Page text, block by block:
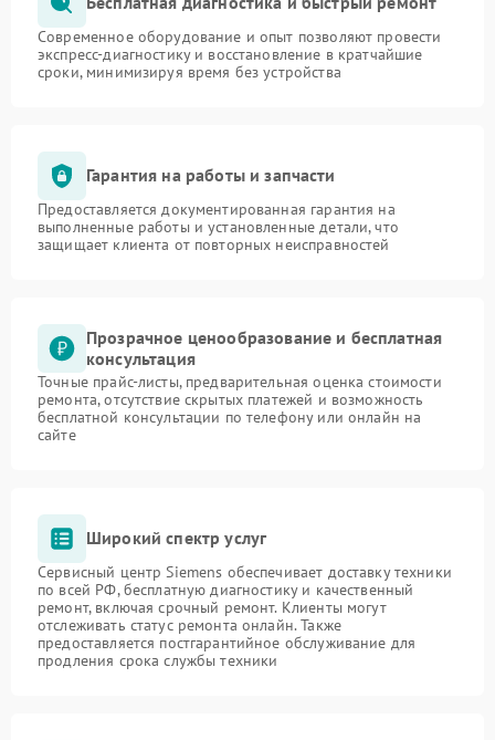
Современное оборудование и опыт позволяют провести
экспресс-диагностику и восстановление в кратчайшие
сроки, минимизируя время без устройства
Гарантия на работы и запчасти
Предоставляется документированная гарантия на
выполненные работы и установленные детали, что
защищает клиента от повторных неисправностей
Прозрачное ценообразование и бесплатная
консультация
Точные прайс-листы, предварительная оценка стоимости
ремонта, отсутствие скрытых платежей и возможность
бесплатной консультации по телефону или онлайн на
сайте
Широкий спектр услуг
Сервисный центр Siemens обеспечивает доставку техники
по всей РФ, бесплатную диагностику и качественный
ремонт, включая срочный ремонт. Клиенты могут
отслеживать статус ремонта онлайн. Также
предоставляется постгарантийное обслуживание для
продления срока службы техники